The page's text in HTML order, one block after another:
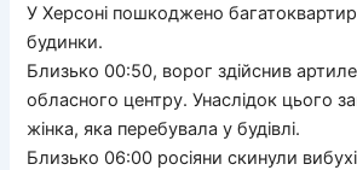
У Херсоні пошкоджено
будинки.
Близько 00:50, ворог здійснив
обласного центру. Унаслідок цього
жінка, яка перебувала у будівлі.
Близько 06:00 росіяни скинули